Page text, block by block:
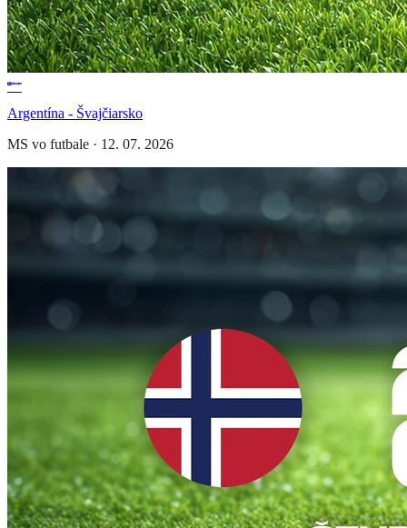
Argentína - Švajčiarsko
MS vo futbale · 12. 07. 2026